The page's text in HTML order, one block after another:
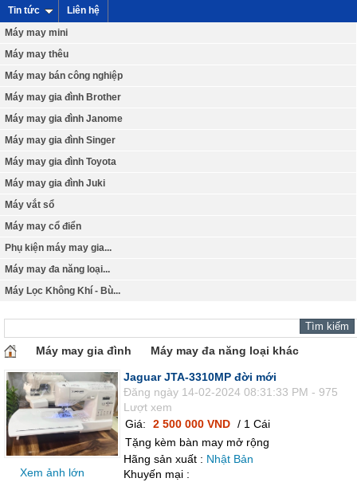
Tin tức
Liên hệ
Máy may mini
Máy may thêu
Máy may bán công nghiệp
Máy may gia đình Brother
Máy may gia đình Janome
Máy may gia đình Singer
Máy may gia đình Toyota
Máy may gia đình Juki
Máy vắt sổ
Máy may cổ điển
Phụ kiện máy may gia...
Máy may đa năng loại...
Máy Lọc Không Khí - Bù...
Máy may gia đình Máy may đa năng loại khác
Xem ảnh lớn
Jaguar JTA-3310MP đời mới
Đăng ngày 14-02-2024 08:31:33 PM - 975
Lượt xem
Giá:
2 500 000 VND / 1 Cái
Tặng kèm bàn may mở rộng
Hãng sản xuất : Nhật Bản
Khuyến mại :